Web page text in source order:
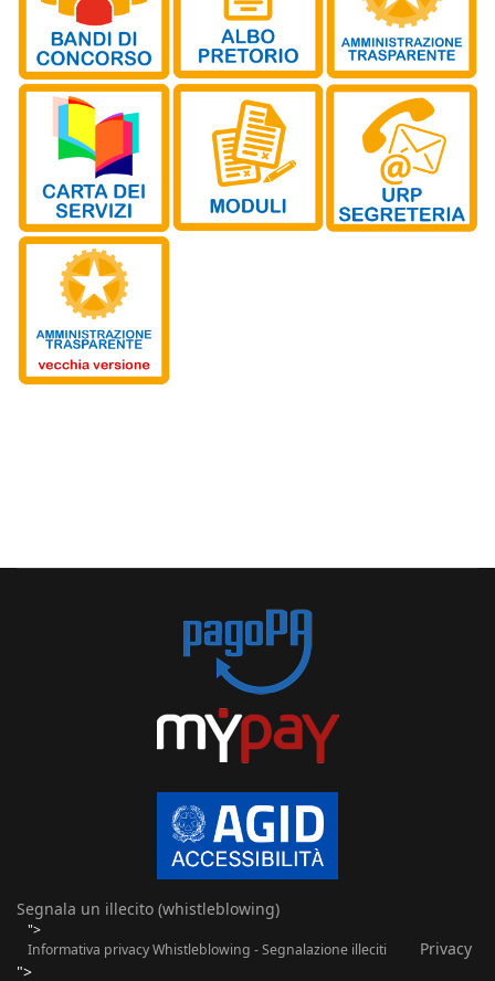
Segnala un illecito (whistleblowing)
">
Informativa privacy Whistleblowing - Segnalazione illeciti
Privacy
">